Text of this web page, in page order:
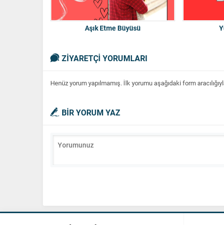
Aşık Etme Büyüsü
ZİYARETÇİ YORUMLARI
Henüz yorum yapılmamış. İlk yorumu aşağıdaki form
BİR YORUM YAZ